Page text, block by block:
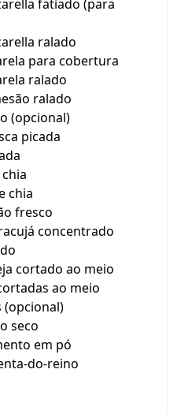
fatiado (para
ralado
para cobertura
ralado
ralado
(opcional)
picada
chia
fresco
concentrado
cortado ao meio
ao meio
(opcional)
seco
em pó
do-reino